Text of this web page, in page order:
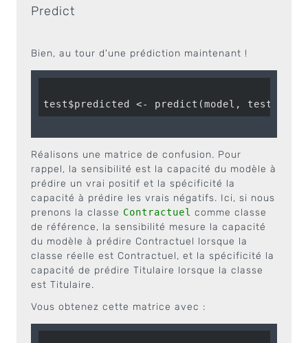
Predict
Bien, au tour d'une prédiction maintenant !
Réalisons une matrice de confusion. Pour
rappel, la sensibilité est la capacité du modèle à
prédire un vrai positif et la spécificité la
capacité à prédire les vrais négatifs. Ici, si nous
prenons la classe Contractuel comme classe
de référence, la sensibilité mesure la capacité
du modèle à prédire Contractuel lorsque la
classe réelle est Contractuel, et la spécificité la
capacité de prédire Titulaire lorsque la classe
est Titulaire.
Vous obtenez cette matrice avec :